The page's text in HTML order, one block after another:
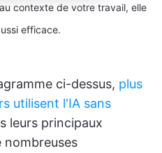
contexte de votre travail, elle
efficace.
ci-dessus, plus
utilisent l'IA sans
leurs principaux
nombreuses